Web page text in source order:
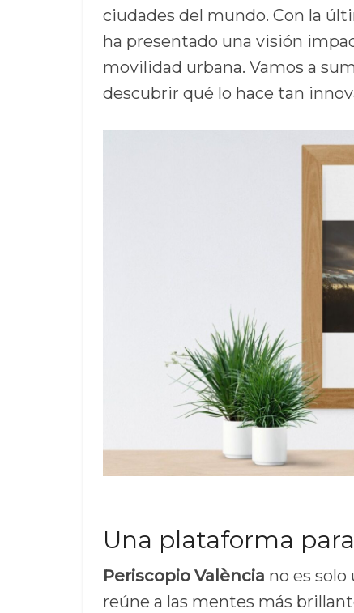
ciudades del mundo. Con la
ha presentado una visión
movilidad urbana. Vamos a
descubrir qué lo hace tan
Una plataforma
Periscopio València no es
reúne a las mentes más